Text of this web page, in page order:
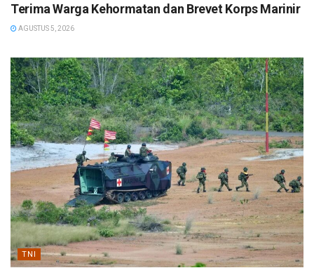
Terima Warga Kehormatan dan Brevet Korps Marinir
AGUSTUS 5, 2026
TNI